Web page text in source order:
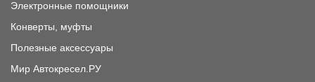
Электронные помощники
Конверты, муфты
Полезные аксессуары
Мир Автокресел.РУ